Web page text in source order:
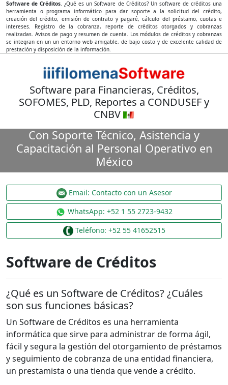
Software de Créditos. ¿Qué es un Software de Créditos? Un software de créditos una
herramienta o programa informático para dar soporte a la solicitud del crédito,
creación del crédito, emisión de contrato y pagaré, cálculo del préstamo, cuotas e
intereses. Registro de la cobranza, reporte de créditos otorgados y cobranzas
realizadas. Avisos de pago y resumen de cuenta. Los módulos de créditos y cobranzas
se integran en un un entorno web amigable, de bajo costo y de excelente calidad de
prestación y disposición de la información.
Software para Financieras, Créditos,
SOFOMES, PLD, Reportes a CONDUSEF y
CNBV
Con Soporte Técnico, Asistencia y
Capacitación al Personal Operativo en
México
Email: Contacto con un Asesor
WhatsApp: +52 1 55 2723-9432
Teléfono: +52 55 41652515
Software de Créditos
¿Qué es un Software de Créditos? ¿Cuáles
son sus funciones básicas?
Un Software de Créditos es una herramienta
informática que sirve para administrar de forma ágil,
fácil y segura la gestión del otorgamiento de préstamos
y seguimiento de cobranza de una entidad financiera,
un prestamista o una tienda que vende a crédito.